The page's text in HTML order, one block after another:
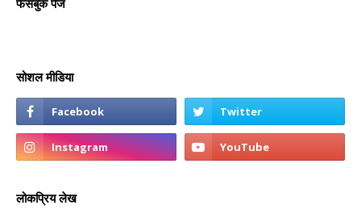
फेसबुक पेज
सोशल मीडिया
लोकप्रिय लेख